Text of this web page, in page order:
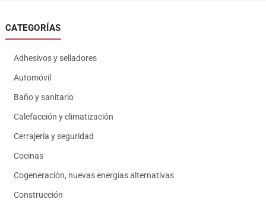
CATEGORÍAS
Adhesivos y selladores
Automóvil
Baño y sanitario
Calefacción y climatización
Cerrajería y seguridad
Cocinas
Cogeneración, nuevas energías alternativas
Construcción